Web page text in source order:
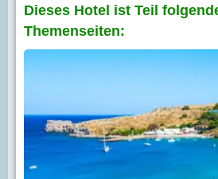
Dieses Hotel ist Teil
Themenseiten: